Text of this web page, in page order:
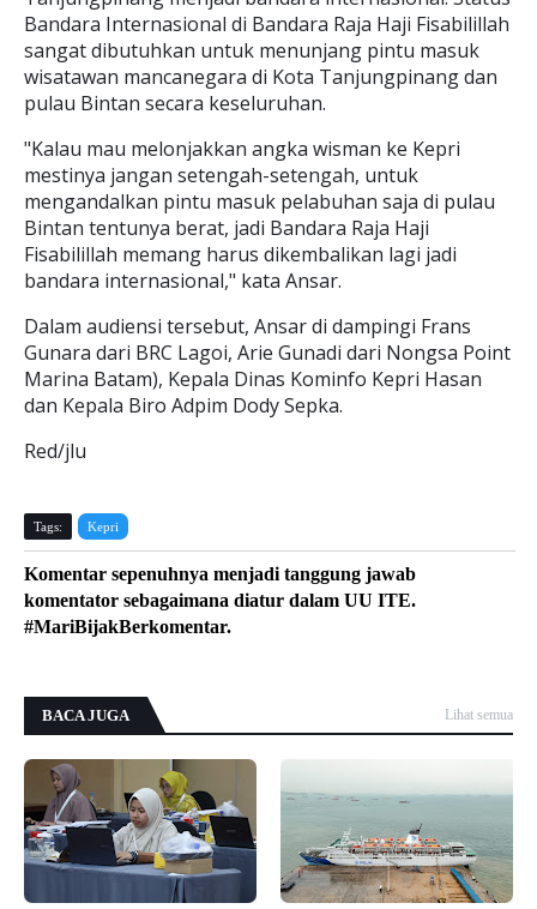
Bandara Internasional di Bandara Raja Haji Fisabilillah
sangat dibutuhkan untuk menunjang pintu masuk
wisatawan mancanegara di Kota Tanjungpinang dan
pulau Bintan secara keseluruhan.
"Kalau mau melonjakkan angka wisman ke Kepri
mestinya jangan setengah-setengah, untuk
mengandalkan pintu masuk pelabuhan saja di pulau
Bintan tentunya berat, jadi Bandara Raja Haji
Fisabilillah memang harus dikembalikan lagi jadi
bandara internasional," kata Ansar.
Dalam audiensi tersebut, Ansar di dampingi Frans
Gunara dari BRC Lagoi, Arie Gunadi dari Nongsa Point
Marina Batam), Kepala Dinas Kominfo Kepri Hasan
dan Kepala Biro Adpim Dody Sepka.
Red/jlu
Tags: Kepri
Komentar sepenuhnya menjadi tanggung jawab
komentator sebagaimana diatur dalam UU ITE.
#MariBijakBerkomentar.
BACA JUGA Lihat semua